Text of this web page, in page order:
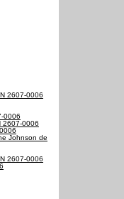
2607-0006
0006
2607-0006
Johnson de
2607-0006